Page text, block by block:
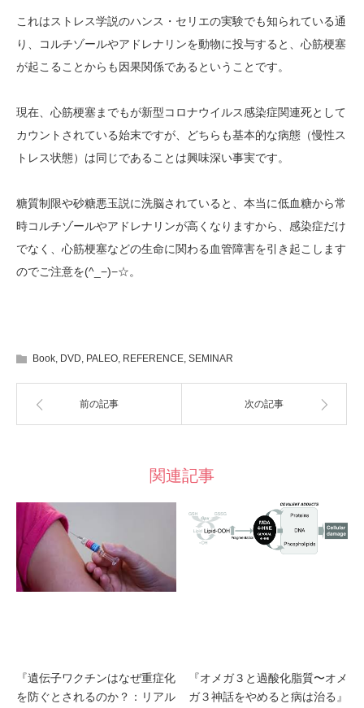
これはストレス学説のハンス・セリエの実験でも知られている通
り、コルチゾールやアドレナリンを動物に投与すると、心筋梗塞
が起こることからも因果関係であるということです。
現在、心筋梗塞までもが新型コロナウイルス感染症関連死として
カウントされている始末ですが、どちらも基本的な病態（慢性ス
トレス状態）は同じであることは興味深い事実です。
糖質制限や砂糖悪玉説に洗脳されていると、本当に低血糖から常
時コルチゾールやアドレナリンが高くなりますから、感染症だけ
でなく、心筋梗塞などの生命に関わる血管障害を引き起こします
のでご注意を(^_−)−☆。
Book, DVD, PALEO, REFERENCE, SEMINAR
前の記事 次の記事
関連記事
『遺伝子ワクチンはなぜ重症化
を防ぐとされるのか？：リアル
『オメガ３と過酸化脂質〜オメ
ガ３神話をやめると病は治る』